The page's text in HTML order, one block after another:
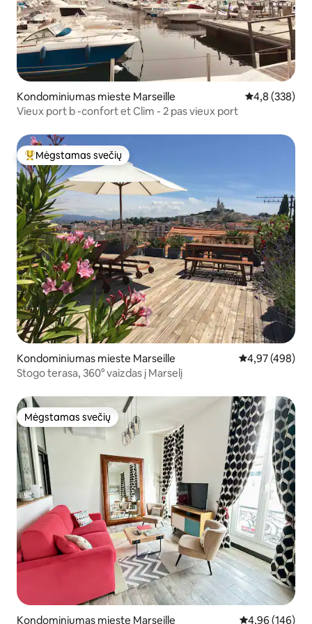
Kondominiumas mieste Marseille Vidutinis
4,8 (338)
Vieux port b -confort et Clim - 2 pas vieux port
Svečių mėgstamiausias
Mėgstamas svečių
Kondominiumas mieste Marseille Vidutinis
4,97 (498)
Stogo terasa, 360° vaizdas į Marselį
Mėgstamas svečių
Mėgstamas svečių
Kondominiumas mieste Marseille Vidutinis
4,96 (146)